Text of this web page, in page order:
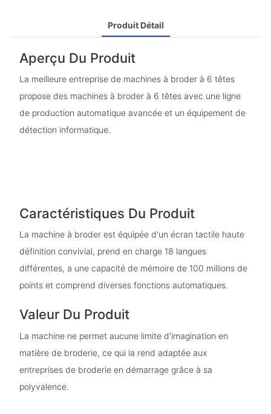
Produit Détail
Aperçu Du Produit
La meilleure entreprise de machines à broder à 6 têtes
propose des machines à broder à 6 têtes avec une ligne
de production automatique avancée et un équipement de
détection informatique.
Caractéristiques Du Produit
La machine à broder est équipée d'un écran tactile haute
définition convivial, prend en charge 18 langues
différentes, a une capacité de mémoire de 100 millions de
points et comprend diverses fonctions automatiques.
Valeur Du Produit
La machine ne permet aucune limite d'imagination en
matière de broderie, ce qui la rend adaptée aux
entreprises de broderie en démarrage grâce à sa
polyvalence.